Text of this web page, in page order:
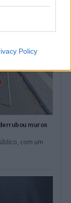
Policy
muros
com um